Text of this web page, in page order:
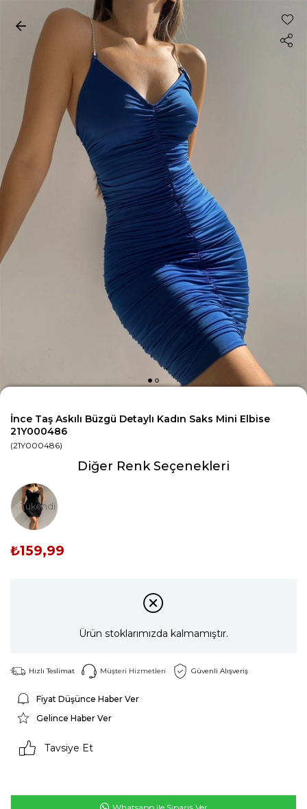
İnce Taş Askılı Büzgü Detaylı Kadın Saks Mini Elbise
21Y000486
(21Y000486)
Diğer Renk Seçenekleri
Tükendi
₺159,99
Ürün stoklarımızda kalmamıştır.
Hızlı Teslimat Müşteri Hizmetleri Güvenli Alışveriş
Fiyat Düşünce Haber Ver
Gelince Haber Ver
Tavsiye Et